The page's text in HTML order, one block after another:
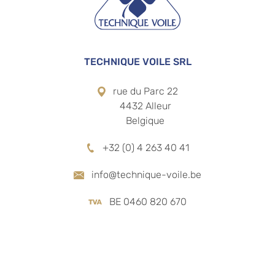
TECHNIQUE VOILE SRL
rue du Parc 22
4432 Alleur
Belgique
+32 (0) 4 263 40 41
info@technique-voile.be
BE 0460 820 670